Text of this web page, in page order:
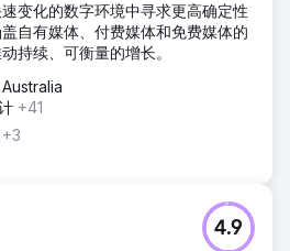
变化的数字环境中寻求更高确定性
自有媒体、付费媒体和免费媒体的
持续、可衡量的增长。
+41
+3
4.9